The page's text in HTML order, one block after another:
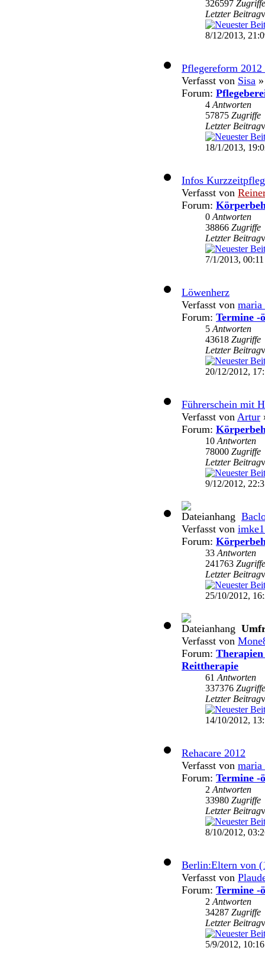
326597 Zugriffe
Letzter Beitrag
8/12/2013,
Pflegereform 2012
Verfasst von Sisa
Forum:
4 Antworten
57875 Zugriffe
Letzter Beitrag
18/1/2013,
Infos
Verfasst von
Forum:
0 Antworten
38866 Zugriffe
Letzter Beitrag
7/1/2013, 00:11
Löwenherz
Verfasst von maria
Forum: Termine -
5 Antworten
43618 Zugriffe
Letzter Beitrag
20/12/2012,
Führerschein mit
Verfasst von Artur
Forum:
10 Antworten
78000 Zugriffe
Letzter Beitrag
9/12/2012,
Verfasst von
Forum:
33 Antworten
241763 Zugriffe
Letzter Beitrag
25/10/2012,
Verfasst von
Forum:
Reittherapie
61 Antworten
337376 Zugriffe
Letzter Beitrag
14/10/2012,
Rehacare 2012
Verfasst von maria
Forum: Termine -
2 Antworten
33980 Zugriffe
Letzter Beitrag
8/10/2012,
Berlin:Eltern von
Verfasst von
Forum: Termine -
2 Antworten
34287 Zugriffe
Letzter Beitrag
5/9/2012, 10:16